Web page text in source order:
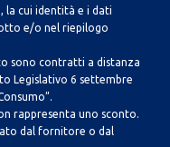
la cui identità e i dati
e/o nel riepilogo
sono contratti a distanza
Legislativo 6 settembre
rappresenta uno sconto.
dal fornitore o dal